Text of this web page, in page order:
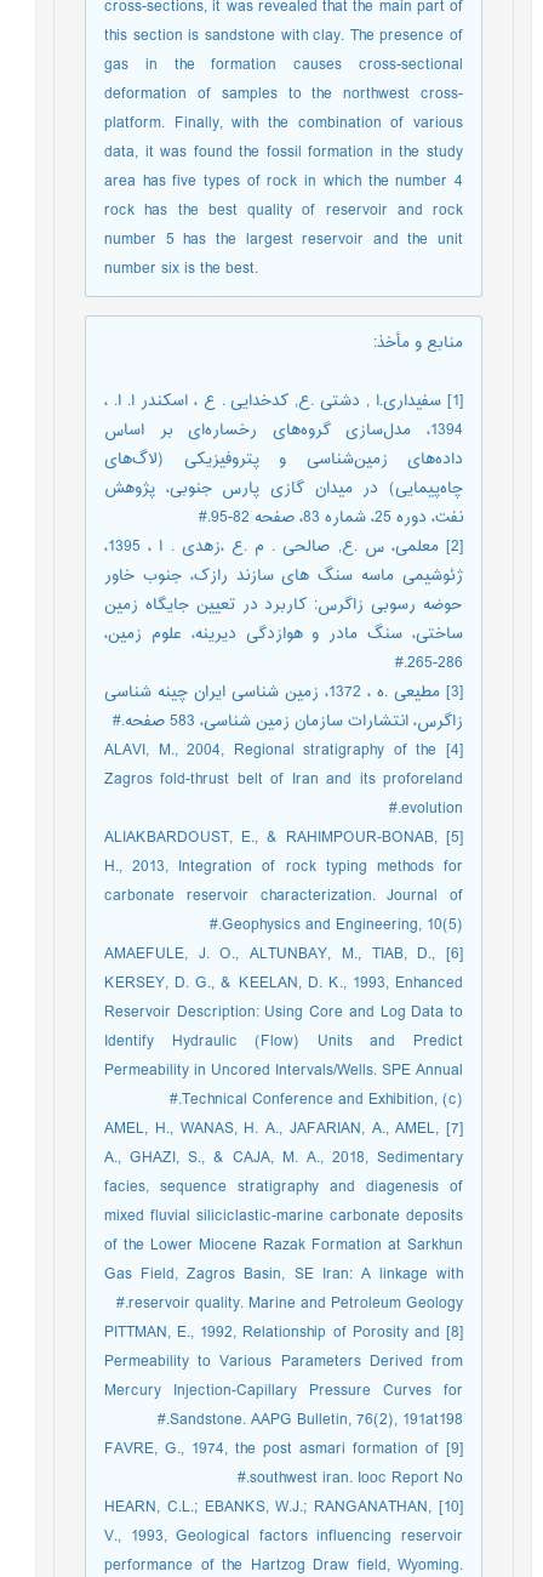
cross-sections, it was revealed that the main part of
this section is sandstone with clay. The presence of
gas in the formation causes cross-sectional
deformation of samples to the northwest cross-
platform. Finally, with the combination of various
data, it was found the fossil formation in the study
area has five types of rock in which the number 4
rock has the best quality of reservoir and rock
number 5 has the largest reservoir and the unit
number six is the best.
منابع و مأخذ:
[1] سفیداری.ا , دشتی .ع, کدخدایی . ع ، اسکندر ا. ا. ،
1394، مدل‌سازی گروه‌های رخساره‌ای بر اساس
داده‌های زمین‌شناسی و پتروفیزیکی (لاگ‌های
چاه‌پیمایی) در میدان گازی پارس جنوبی، پژوهش
نفت، دوره 25، شماره 83، صفحه 82-95.#
[2] معلمی، س .ع, صالحی . م .ع ،زهدی . ا ، 1395،
ژئوشیمی ماسه سنگ های سازند رازک، جنوب خاور
حوضه رسوبی زاگرس: کاربرد در تعیین جایگاه زمین
ساختی، سنگ مادر و هوازدگی دیرینه، علوم زمین،
286-265.#
[3] مطیعی .ه ، 1372، زمین شناسی ایران چینه شناسی
زاگرس، انتشارات سازمان زمین شناسی، 583 صفحه.#
[4] ALAVI, M., 2004, Regional stratigraphy of the
Zagros fold-thrust belt of Iran and its proforeland
evolution.#
[5] ALIAKBARDOUST, E., & RAHIMPOUR-BONAB,
H., 2013, Integration of rock typing methods for
carbonate reservoir characterization. Journal of
Geophysics and Engineering, 10(5).#
[6] AMAEFULE, J. O., ALTUNBAY, M., TIAB, D.,
KERSEY, D. G., & KEELAN, D. K., 1993, Enhanced
Reservoir Description: Using Core and Log Data to
Identify Hydraulic (Flow) Units and Predict
Permeability in Uncored Intervals/Wells. SPE Annual
Technical Conference and Exhibition, (c).#
[7] AMEL, H., WANAS, H. A., JAFARIAN, A., AMEL,
A., GHAZI, S., & CAJA, M. A., 2018, Sedimentary
facies, sequence stratigraphy and diagenesis of
mixed fluvial siliciclastic-marine carbonate deposits
of the Lower Miocene Razak Formation at Sarkhun
Gas Field, Zagros Basin, SE Iran: A linkage with
reservoir quality. Marine and Petroleum Geology.#
[8] PITTMAN, E., 1992, Relationship of Porosity and
Permeability to Various Parameters Derived from
Mercury Injection-Capillary Pressure Curves for
Sandstone. AAPG Bulletin, 76(2), 191at198.#
[9] FAVRE, G., 1974, the post asmari formation of
southwest iran. Iooc Report No.#
[10] HEARN, C.L.; EBANKS, W.J.; RANGANATHAN,
V., 1993, Geological factors influencing reservoir
performance of the Hartzog Draw field, Wyoming.